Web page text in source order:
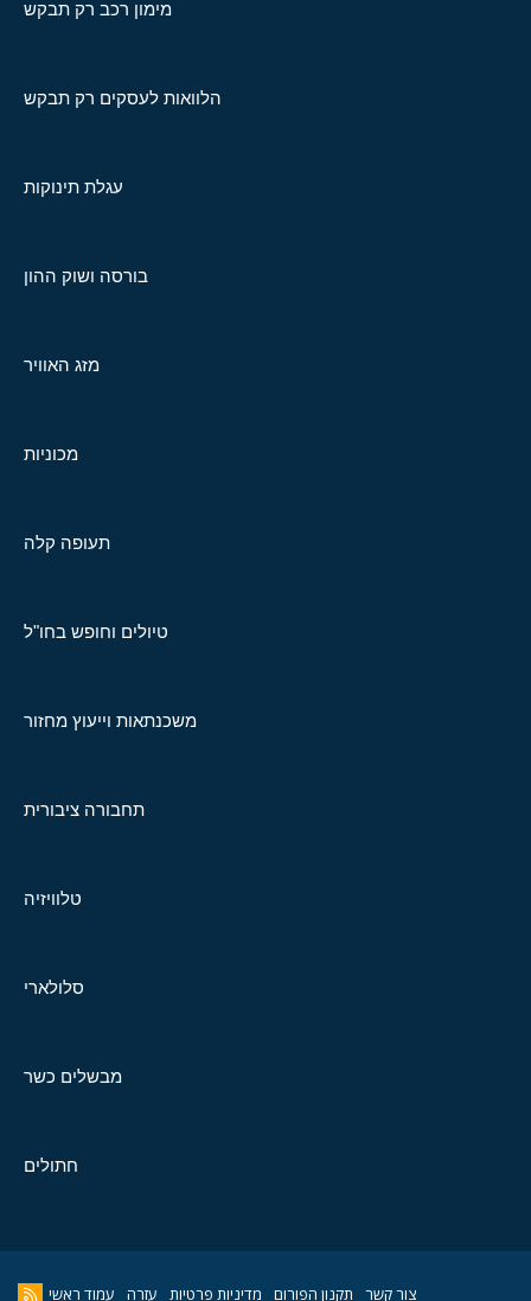
מימון רכב רק תבקש
הלוואות לעסקים רק תבקש
עגלת תינוקות
בורסה ושוק ההון
מזג האוויר
מכוניות
תעופה קלה
טיולים וחופש בחו"ל
משכנתאות וייעוץ מחזור
תחבורה ציבורית
טלוויזיה
סלולארי
מבשלים כשר
חתולים
צור קשר תקנון הפורום מדיניות פרטיות עזרה עמוד ראשי